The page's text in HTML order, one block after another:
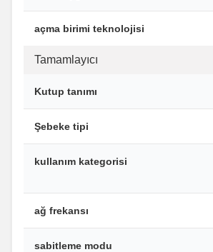
açma birimi teknolojisi
Tamamlayıcı
Kutup tanımı
Şebeke tipi
kullanım kategorisi
ağ frekansı
sabitleme modu